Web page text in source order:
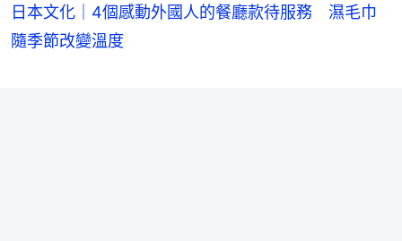
日本文化｜4個感動外國人的餐廳款待服務 濕毛巾
隨季節改變溫度